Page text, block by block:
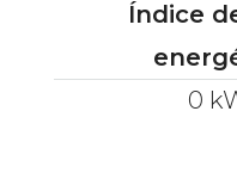
Índice
0